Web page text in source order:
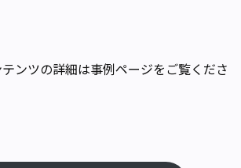
ンツの詳細は事例ページをご覧くださ